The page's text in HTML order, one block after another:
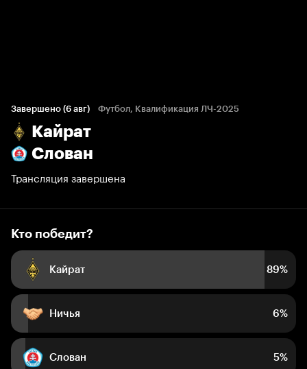
Завершено (6 авг) Футбол, Квалификация ЛЧ-2025
Кайрат
Слован
Трансляция завершена
89%
Кто победит?
Кайрат 89%
Ничья 6%
Слован 5%